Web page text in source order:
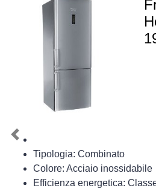
Tipologia: Combinato
Colore: Acciaio inossidabile
Efficienza energetica:
Previous